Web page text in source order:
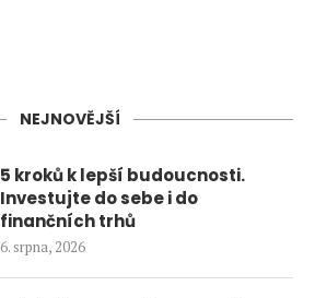
NEJNOVĚJŠÍ
5 kroků k lepší budoucnosti.
Investujte do sebe i do
finančních trhů
6. srpna, 2026